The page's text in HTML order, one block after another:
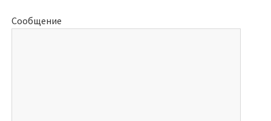
Сообщение